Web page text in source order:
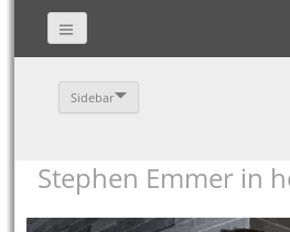
Sidebar
Stephen Emmer in